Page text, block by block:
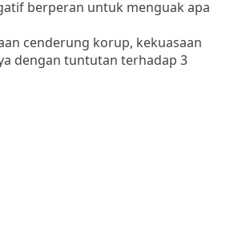
berperan untuk menguak apa
cenderung korup, kekuasaan
dengan tuntutan terhadap 3